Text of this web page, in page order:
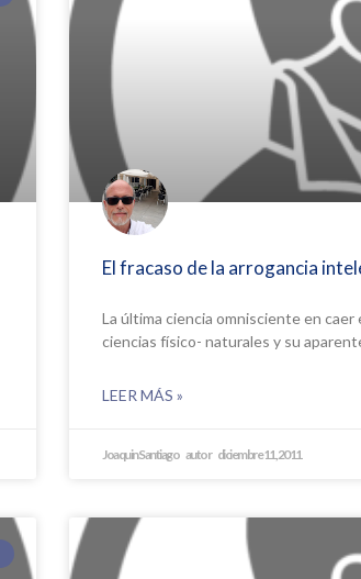
El fracaso de la arrogancia
La última ciencia omnisciente en caer
ciencias físico- naturales y su
LEER MÁS »
Joaquin Santiago diciembre 11, 2011